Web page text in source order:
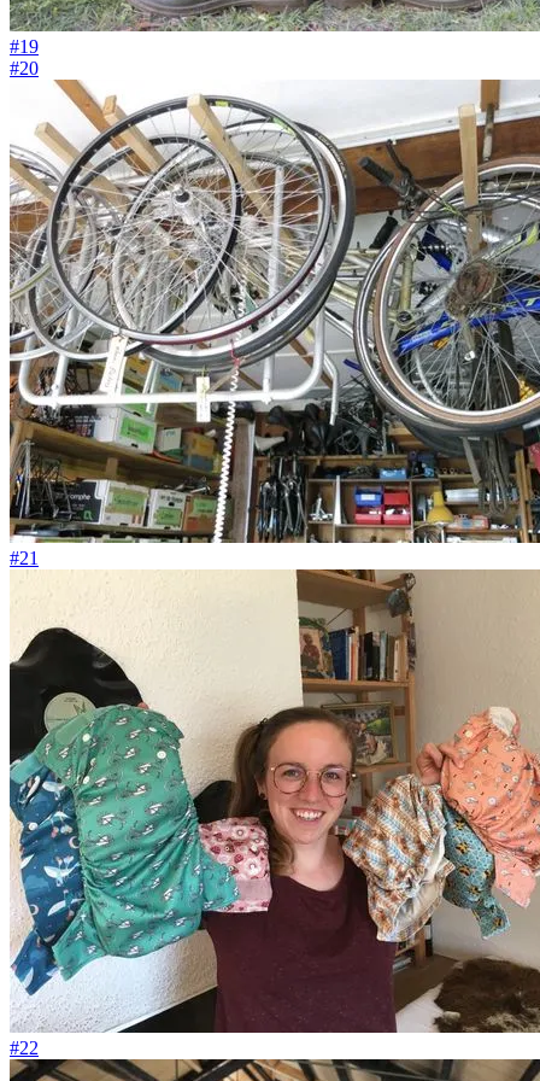
#19
#20
#21
#22